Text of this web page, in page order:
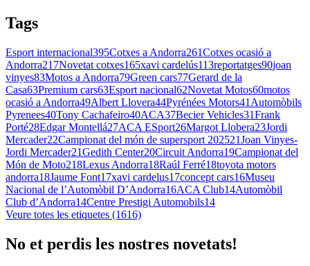
Tags
Esport internacional395Cotxes a Andorra261Cotxes ocasió a
Andorra217Novetat cotxes165xavi cardelús113reportatges90joan
vinyes83Motos a Andorra79Green cars77Gerard de la
Casa63Premium cars63Esport nacional62Novetat Motos60motos
ocasió a Andorra49Albert Llovera44Pyrénées Motors41 Automòbils
Pyrenees40Tony Cachafeiro40ACA37Becier Vehicles31Frank
Porté28Edgar Montellá27ACA ESport26Margot Llobera23Jordi
Mercader22Campionat del món de supersport 202521Joan Vinyes-
Jordi Mercader21Gedith Center20Circuit Andorra19Campionat del
Món de Moto218Lexus Andorra18Raúl Ferré18toyota motors
andorra18Jaume Font17xavi cardelus17concept cars16Museu
Nacional de l’Automòbil D’Andorra16ACA Club14Automòbil
Club d’Andorra14Centre Prestigi Automobils14
Veure totes les etiquetes (1616)
No et perdis les nostres novetats!